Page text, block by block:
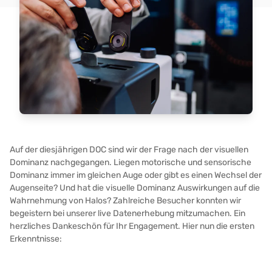
Auf der diesjährigen DOC sind wir der Frage nach der visuellen
Dominanz nachgegangen. Liegen motorische und sensorische
Dominanz immer im gleichen Auge oder gibt es einen Wechsel der
Augenseite? Und hat die visuelle Dominanz Auswirkungen auf die
Wahrnehmung von Halos? Zahlreiche Besucher konnten wir
begeistern bei unserer live Datenerhebung mitzumachen. Ein
herzliches Dankeschön für Ihr Engagement. Hier nun die ersten
Erkenntnisse: